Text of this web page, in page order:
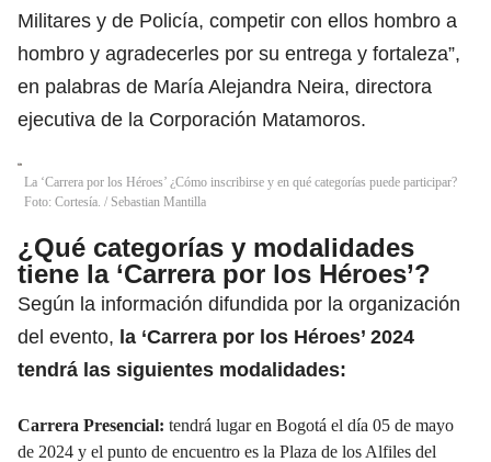
Militares y de Policía, competir con ellos hombro a
hombro y agradecerles por su entrega y fortaleza”,
en palabras de María Alejandra Neira, directora
ejecutiva de la Corporación Matamoros.
La ‘Carrera por los Héroes’ ¿Cómo inscribirse y en qué categorías puede participar?
Foto: Cortesía. / Sebastian Mantilla
¿Qué categorías y modalidades
tiene la ‘Carrera por los Héroes’?
Según la información difundida por la organización
del evento, la ‘Carrera por los Héroes’ 2024
tendrá las siguientes modalidades:
Carrera Presencial: tendrá lugar en Bogotá el día 05 de mayo
de 2024 y el punto de encuentro es la Plaza de los Alfiles del